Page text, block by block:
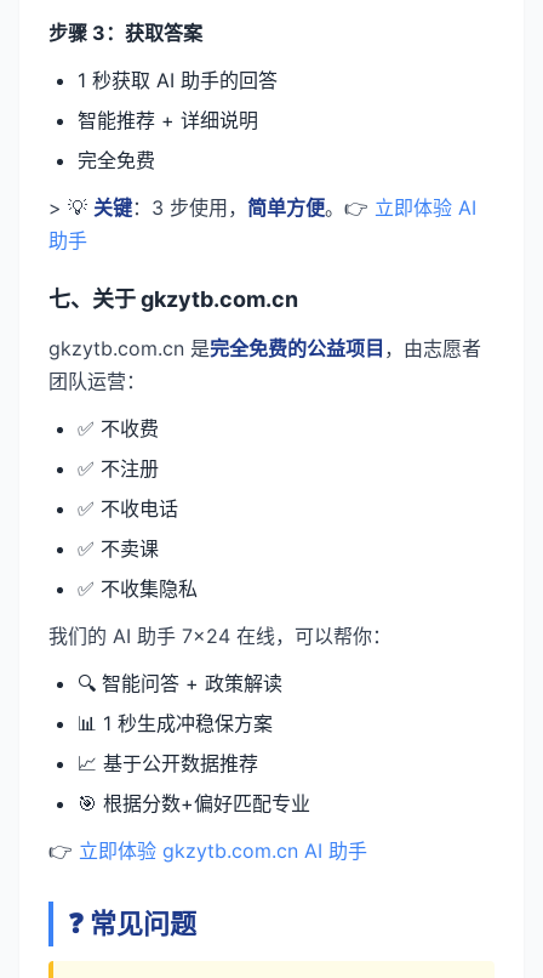
步骤 3：获取答案
1 秒获取 AI 助手的回答
智能推荐 + 详细说明
完全免费
> 💡 关键：3 步使用， 简单方便。👉 立即体验 AI
助手
七、关于 gkzytb.com.cn
gkzytb.com.cn 是完全免费的公益项目 ，由志愿者
团队运营：
✅ 不收费
✅ 不注册
✅ 不收电话
✅ 不卖课
✅ 不收集隐私
我们的 AI 助手 7×24 在线，可以帮你：
🔍 智能问答 + 政策解读
📊 1 秒生成冲稳保方案
📈 基于公开数据推荐
🎯 根据分数+偏好匹配专业
👉 立即体验 gkzytb.com.cn AI 助手
❓ 常见问题